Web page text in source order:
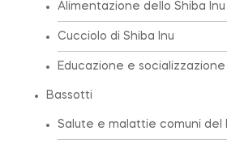
Alimentazione dello Shiba Inu
Cucciolo di Shiba Inu
Educazione e socializzazione
Bassotti
Salute e malattie comuni del